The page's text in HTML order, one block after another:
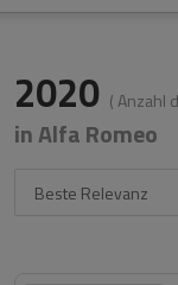
2020 ( Anzahl
in Alfa Romeo
Beste Relevanz